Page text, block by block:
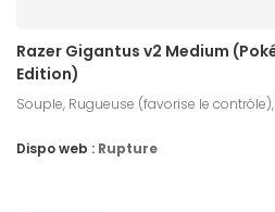
Razer Gigantus v2 Medium
Edition)
Souple, Rugueuse (favorise le
Dispo web : Rupture